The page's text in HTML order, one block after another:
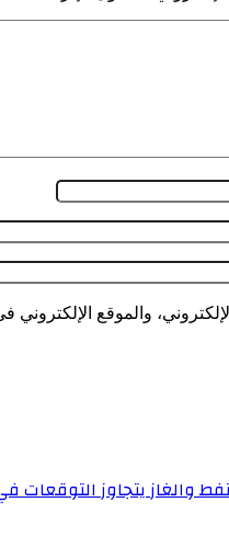
والموقع الإلكتروني
والغاز يتجاوز التوقعات